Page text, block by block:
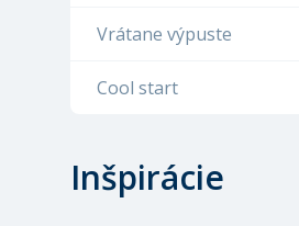
Vrátane výpuste
Cool start
Inšpirácie